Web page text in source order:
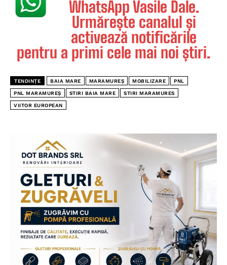
WhatsApp Vasile Dale.
Urmărește canalul și
activează notificările
pentru a primi cele mai noi știri.
TENDINȚE BAIA MARE MARAMUREȘ MOBILIZARE PNL
PNL MARAMUREȘ STIRI BAIA MARE STIRI MARAMURES
VIITOR EUROPEAN